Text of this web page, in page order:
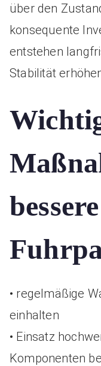
über den
konsequente
entstehen
Stabilität
bessere
• regelmäßige
einhalten
• Einsatz
Komponenten